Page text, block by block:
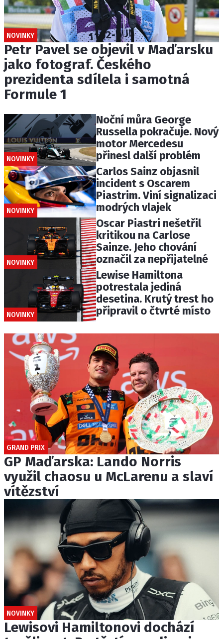
NOVINKY
Petr Pavel se objevil v Maďarsku
jako fotograf. Českého
prezidenta sdílela i samotná
Formule 1
NOVINKY
Noční můra George
Russella pokračuje. Nový
motor Mercedesu
přinesl další problém
NOVINKY
Carlos Sainz objasnil
incident s Oscarem
Piastrim. Viní signalizaci
modrých vlajek
NOVINKY
Oscar Piastri nešetřil
kritikou na Carlose
Sainze. Jeho chování
označil za nepřijatelné
NOVINKY
Lewise Hamiltona
potrestala jediná
desetina. Krutý trest ho
připravil o čtvrté místo
GRAND PRIX
GP Maďarska: Lando Norris
využil chaosu u McLarenu a slaví
vítězství
NOVINKY
Lewisovi Hamiltonovi dochází